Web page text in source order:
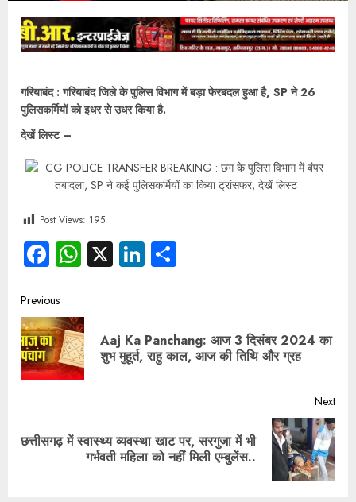
गरियाबंद : गरियाबंद जिले के पुलिस विभाग में बड़ा फेरबदल हुआ है, SP ने 26
पुलिसकर्मियों को इधर से उधर किया है.
देखें लिस्ट –
Post Views: 195
Facebook
WhatsApp
X LinkedIn
Previous
Aaj Ka Panchang: आज 3 दिसंबर 2024 का
शुभ मुहूर्त, राहु काल, आज की तिथि और ग्रह
Next
छत्तीसगढ़ में स्वास्थ्य व्यवस्था खाट पर, सरगुजा में भी
गर्भवती महिला को नहीं मिली एम्बुलेंस..